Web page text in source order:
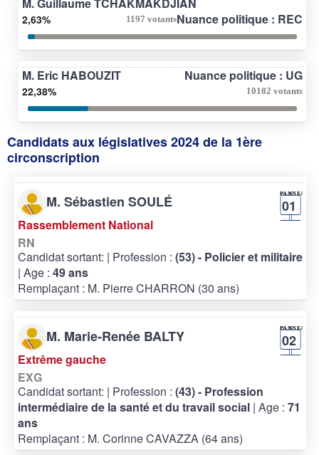
Nuance politique : REC
2,63% 1197 votants
M. Eric HABOUZIT Nuance politique : UG
22,38% 10182 votants
Candidats aux législatives 2024 de la 1ère
circonscription
M. Sébastien SOULÉ 01
Rassemblement National
RN
Candidat sortant: | Profession : (53) - Policier et militaire
| Age : 49 ans
Remplaçant : M. Pierre CHARRON (30 ans)
M. Marie-Renée BALTY 02
Extrême gauche
EXG
Candidat sortant: | Profession : (43) - Profession
intermédiaire de la santé et du travail social | Age : 71
ans
Remplaçant : M. Corinne CAVAZZA (64 ans)